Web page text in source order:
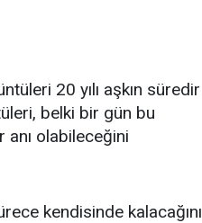
20 yılı aşkın süredir
belki bir gün bu
anı olabileceğini
kendisinde kalacağını